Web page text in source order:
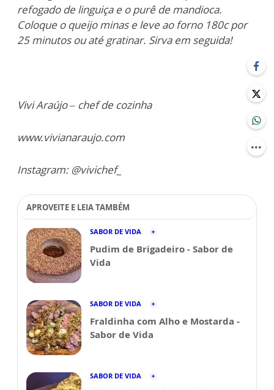
refogado de linguiça e o purê de mandioca.
Coloque o queijo minas e leve ao forno 180c por
25 minutos ou até gratinar. Sirva em seguida!
Vivi Araújo – chef de cozinha
www.vivianaraujo.com
Instagram: @vivichef_
APROVEITE E LEIA TAMBÉM
SABOR DE VIDA
Pudim de Brigadeiro - Sabor de
Vida
SABOR DE VIDA
Fraldinha com Alho e Mostarda -
Sabor de Vida
SABOR DE VIDA